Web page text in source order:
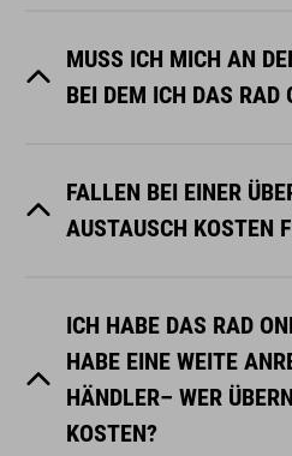
MUSS ICH MICH AN
BEI DEM ICH DAS RAD
FALLEN BEI EINER
AUSTAUSCH KOSTEN
ICH HABE DAS RAD
HABE EINE WEITE
HÄNDLER– WER
KOSTEN?